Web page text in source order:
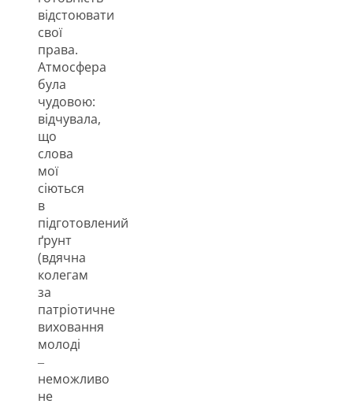
відстоювати
свої
права.
Атмосфера
була
чудовою:
відчувала,
що
слова
мої
сіються
в
підготовлений
ґрунт
(вдячна
колегам
за
патріотичне
виховання
молоді
‒
неможливо
не